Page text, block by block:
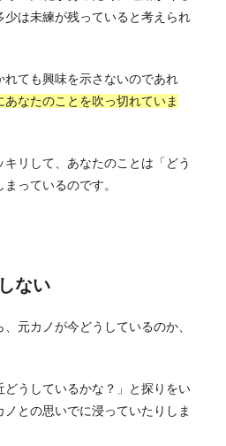
少は未練が残っていると考えられ
ても興味を示さないのであれ
なたのことを吹っ切れていま
リして、あなたのことは「どう
っているのです。
ない
元カノが今どうしているのか、
うしているかな？」と探りをい
との思いでに浸っていたりしま